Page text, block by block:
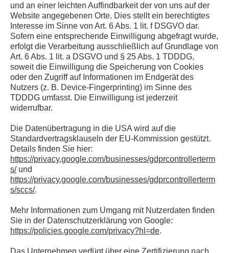
und an einer leichten Auffindbarkeit der von uns auf der
Website angegebenen Orte. Dies stellt ein berechtigtes
Interesse im Sinne von Art. 6 Abs. 1 lit. f DSGVO dar.
Sofern eine entsprechende Einwilligung abgefragt wurde,
erfolgt die Verarbeitung ausschließlich auf Grundlage von
Art. 6 Abs. 1 lit. a DSGVO und § 25 Abs. 1 TDDDG,
soweit die Einwilligung die Speicherung von Cookies
oder den Zugriff auf Informationen im Endgerät des
Nutzers (z. B. Device-Fingerprinting) im Sinne des
TDDDG umfasst. Die Einwilligung ist jederzeit
widerrufbar.
Die Datenübertragung in die USA wird auf die
Standardvertragsklauseln der EU-Kommission gestützt.
Details finden Sie hier:
https://privacy.google.com/businesses/gdprcontrollerterm
s/und
https://privacy.google.com/businesses/gdprcontrollerterm
s/sccs/.
Mehr Informationen zum Umgang mit Nutzerdaten finden
Sie in der Datenschutzerklärung von Google:
https://policies.google.com/privacy?hl=de.
Das Unternehmen verfügt über eine Zertifizierung nach